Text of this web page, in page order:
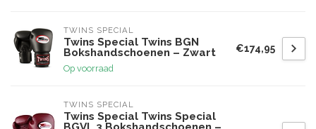
TWINS SPECIAL
Twins Special Twins BGN
Bokshandschoenen – Zwart
Op voorraad
€174,95
TWINS SPECIAL
Twins Special Twins Special